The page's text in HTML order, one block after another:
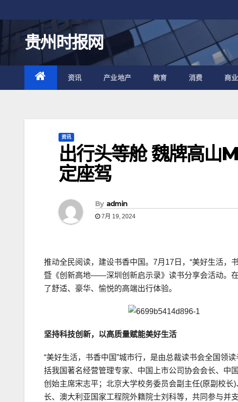
至
内
容
贵州时报网
资讯 产业地产 教育 消费 商业
资讯
出行头等舱 魏牌高山
定座驾
By admin
7月 19, 2024
推动全民阅读，建设书香中国。7月17日，“美好生活，
暨《创新高地——深圳创新启示录》读书分享会活动。
了舒适、豪华、愉悦的高端出行体验。
坚持科技创新，以高质量赋能美好生活
“美好生活，书香中国”城市行，是由总裁读书会全国领
括我国著名经营管理专家、中国上市公司协会会长、中
创始主席宋志平；北京大学校务委员会副主任(原副校
长、澳大利亚国家工程院外籍院士刘科等，共同参与并